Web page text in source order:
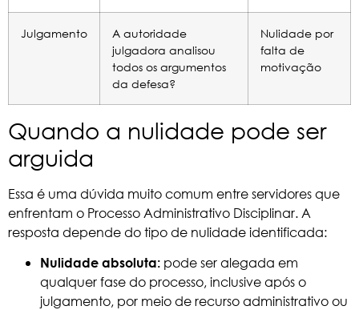
Julgamento
A autoridade
julgadora analisou
todos os argumentos
da defesa?
Nulidade por
falta de
motivação
Quando a nulidade pode ser
arguida
Essa é uma dúvida muito comum entre servidores que
enfrentam o Processo Administrativo Disciplinar. A
resposta depende do tipo de nulidade identificada:
Nulidade absoluta: pode ser alegada em
qualquer fase do processo, inclusive após o
julgamento, por meio de recurso administrativo ou